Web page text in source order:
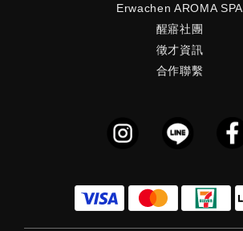
Erwachen AROMA SPA
醒寤社團
徵才資訊
合作聯繫